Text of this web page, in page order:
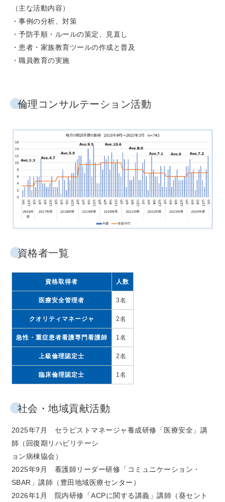
（主な活動内容）
・事例の分析、対策
・予防手順・ルールの策定、見直し
・患者・家族教育ツールの作成と普及
・職員教育の実施
倫理コンサルテーション活動
資格者一覧
資格取得者 人数
医療安全管理者 3名
クオリティマネージャ 2名
急性・重症患者看護専門看護師 1名
上級倫理認定士 2名
臨床倫理認定士 1名
社会・地域貢献活動
2025年7月 セラピストマネージャ養成研修「医療安全」講
師（回復期リハビリテーシ
ョン病棟協会）
2025年9月 看護師リーダー研修「コミュニケーション・
SBAR」講師（豊田地域医療センター）
2026年1月 院内研修「ACPに関する講義」講師（葵セント